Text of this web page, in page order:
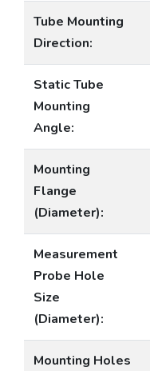
Tube Mounting
Direction:
Static Tube
Mounting
Angle:
Mounting
Flange
(Diameter):
Measurement
Probe Hole
Size
(Diameter):
Mounting Holes